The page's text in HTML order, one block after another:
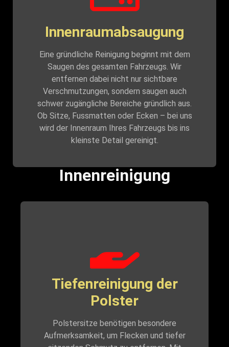
Innenraumabsaugung
Eine gründliche Reinigung beginnt mit dem
Saugen des gesamten Fahrzeugs. Wir
entfernen dabei nicht nur sichtbare
Verschmutzungen, sondern saugen auch
schwer zugängliche Bereiche gründlich aus.
Ob Sitze, Fussmatten oder Ecken – bei uns
wird der Innenraum Ihres Fahrzeugs bis ins
kleinste Detail gereinigt.
Innenreinigung
Tiefenreinigung der
Polster
Polstersitze benötigen besondere
Aufmerksamkeit, um Flecken und tiefer